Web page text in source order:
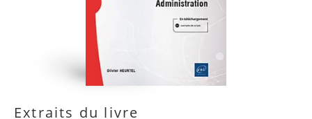
Extraits du livre